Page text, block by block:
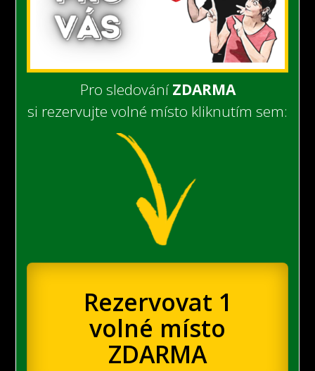
Pro sledováníZDARMA
si rezervujte volné místo kliknutím sem:
Rezervovat 1
volné místo
ZDARMA